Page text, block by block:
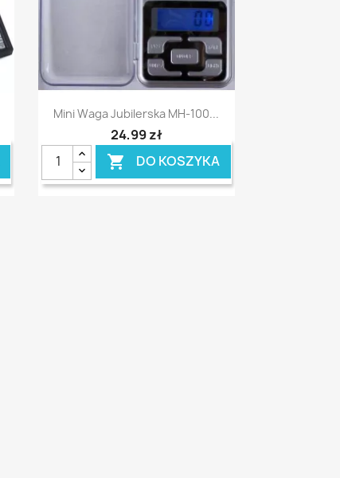
Szybki podgląd
Mini Waga Jubilerska MH-100...
24,99 zł
 DO KOSZYKA